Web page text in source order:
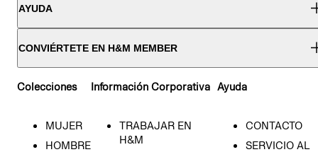
AYUDA
CONVIÉRTETE EN H&M MEMBER
Colecciones
MUJER
HOMBRE
Información Corporativa
TRABAJAR EN
H&M
Ayuda
CONTACTO
SERVICIO AL